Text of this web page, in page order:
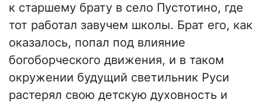
к старшему брату в село Пустотино, где
тот работал завучем школы. Брат его, как
оказалось, попал под влияние
богоборческого движения, и в таком
окружении будущий светильник Руси
растерял свою детскую духовность и